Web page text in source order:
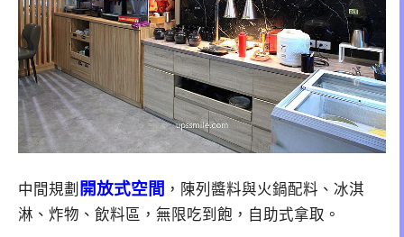
中間規劃 開放式空間 ，陳列醬料與火鍋配料、冰淇
淋、炸物、飲料區，無限吃到飽，自助式拿取。